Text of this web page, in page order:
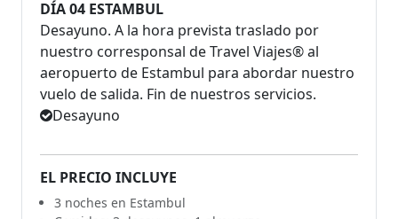
DÍA 04 ESTAMBUL
Desayuno. A la hora prevista traslado por
nuestro corresponsal de Travel Viajes® al
aeropuerto de Estambul para abordar nuestro
vuelo de salida. Fin de nuestros servicios.
Desayuno
EL PRECIO INCLUYE
3 noches en Estambul